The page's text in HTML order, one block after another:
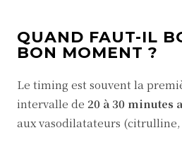
QUAND FAUT-IL
BON MOMENT ?
Le timing est souvent la
intervalle de 20 à 30 minutes
aux vasodilatateurs